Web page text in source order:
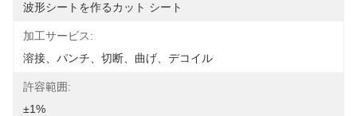
波形シートを作るカット シート
加工サービス:
溶接、パンチ、切断、曲げ、デコイル
許容範囲:
±1%